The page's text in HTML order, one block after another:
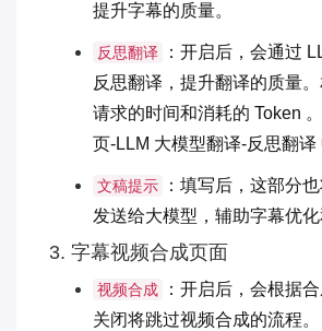
提升字幕的质量。
反思翻译
：开启后，会通过
反思翻译，提升翻译的质量
请求的时间和消耗的 Token
页-LLM 大模型翻译-反思翻译
文稿提示
：填写后，这部分
发送给大模型，辅助字幕优化
3. 字幕视频合成页面
视频合成
：开启后，会根据
关闭将跳过视频合成的流程。